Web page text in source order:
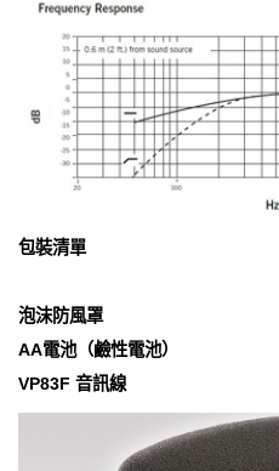
包裝清單
泡沫防風罩
AA電池（鹼性電池）
VP83F 音訊線